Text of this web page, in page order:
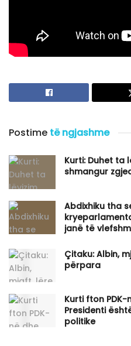
Postime të ngjashme
Kurti: Duhet ta
shmangur
Abdixhiku tha
janë të
Çitaku: Albin,
përpara
Kurti fton
Presidenti
politike